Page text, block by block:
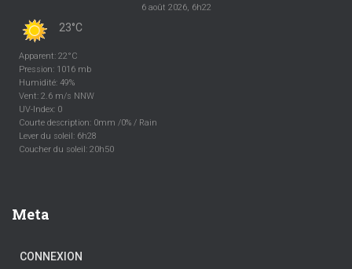
6 août 2026, 6h22
23°C
Apparent: 22°C
Pression: 1016 mb
Humidité: 49%
Vent: 2.6 m/s NNW
UV-Index: 0
Courte description: 0mm /0% / Rain
Lever du soleil: 6h28
Coucher du soleil: 20h50
Meta
CONNEXION